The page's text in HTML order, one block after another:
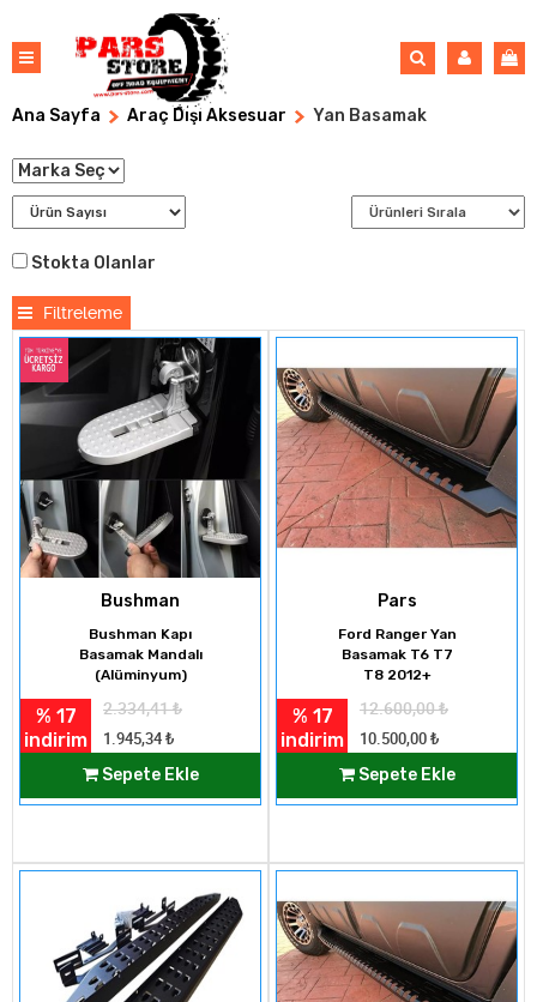
Ana Sayfa Araç Dışı Aksesuar Yan Basamak
Stokta Olanlar
Filtreleme
Bushman
Bushman Kapı
Basamak Mandalı
(Alüminyum)
% 17
indirim
2.334,41₺
1.945,34 ₺
Sepete Ekle
Pars
Ford Ranger Yan
Basamak T6 T7
T8 2012+
% 17
indirim
12.600,00₺
10.500,00 ₺
Sepete Ekle